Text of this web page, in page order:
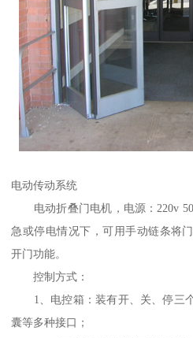
电动传动系统
电动折叠门电机，电源：220v
急或停电情况下，可用手动链条将
开门功能。
控制方式：
1、电控箱：装有开、关、停三
囊等多种接口；